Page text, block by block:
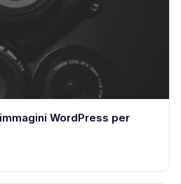
WordPress per